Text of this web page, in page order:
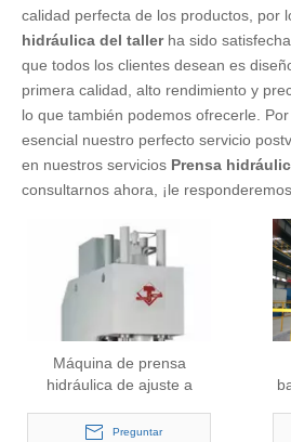
calidad perfecta de los productos, por
hidráulica del tallerha sido
que todos los clientes desean es
primera calidad, alto rendimiento y
lo que también podemos ofrecerle.
esencial nuestro perfecto servicio
en nuestros servicios Prensa
consultarnos ahora, ¡le
Máquina de prensa
hidráulica de ajuste a
columna (Y41-160)
Preguntar